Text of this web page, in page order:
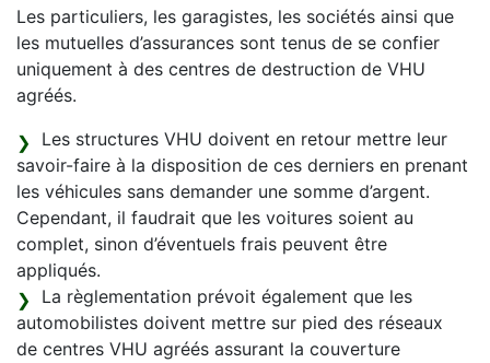
Les particuliers, les garagistes, les sociétés ainsi que
les mutuelles d’assurances sont tenus de se confier
uniquement à des centres de destruction de VHU
agréés.
Les structures VHU doivent en retour mettre leur
savoir-faire à la disposition de ces derniers en prenant
les véhicules sans demander une somme d’argent.
Cependant, il faudrait que les voitures soient au
complet, sinon d’éventuels frais peuvent être
appliqués.
La règlementation prévoit également que les
automobilistes doivent mettre sur pied des réseaux
de centres VHU agréés assurant la couverture